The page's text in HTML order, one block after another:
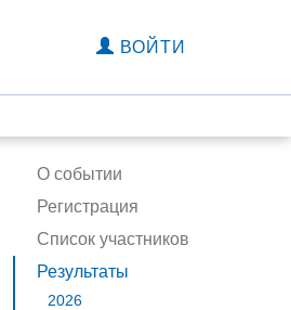
ВОЙТИ
О событии
Регистрация
Список участников
Результаты
2026